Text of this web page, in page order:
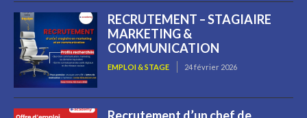
RECRUTEMENT – STAGIAIRE
MARKETING &
COMMUNICATION
EMPLOI & STAGE 24 février 2026